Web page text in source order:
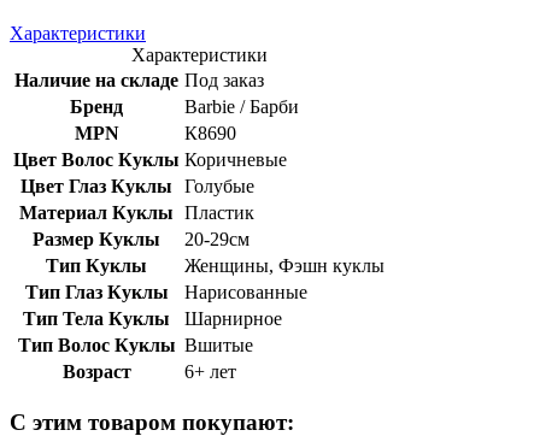
Характеристики
Характеристики
Наличие на складе Под заказ
Бренд
Barbie / Барби
MPN
К8690
Цвет Волос Куклы Коричневые
Цвет Глаз Куклы
Голубые
Материал Куклы Пластик
Размер Куклы
20-29см
Тип Куклы
Женщины, Фэшн куклы
Тип Глаз Куклы
Нарисованные
Тип Тела Куклы
Шарнирное
Тип Волос Куклы Вшитые
Возраст
6+ лет
С этим товаром покупают: